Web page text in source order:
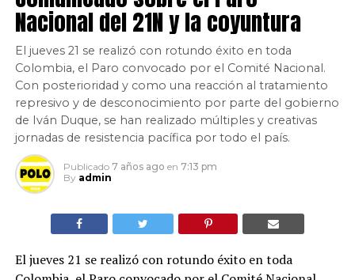
Nacional del 21N y la coyuntura
El jueves 21 se realizó con rotundo éxito en toda
Colombia, el Paro convocado por el Comité Nacional.
Con posterioridad y como una reacción al tratamiento
represivo y de desconocimiento por parte del gobierno
de Iván Duque, se han realizado múltiples y creativas
jornadas de resistencia pacífica por todo el país.
Publicado 7 años ago en 7:13 pm
By admin
El jueves 21 se realizó con rotundo éxito en toda